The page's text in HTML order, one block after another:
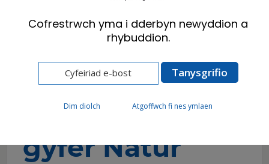
Preswylwyr
Cefn Gwlad
Lleoedd Lleol ar
gyfer Natur
Cofrestrwch yma i dderbyn newyddion a
rhybuddion.
Dim diolch Atgoffwch fi nes ymlaen